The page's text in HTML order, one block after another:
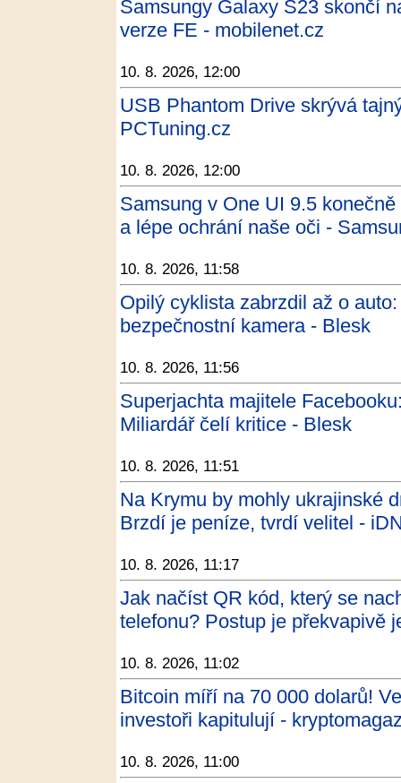
Samsungy Galaxy S23 skončí
verze FE - mobilenet.cz
10. 8. 2026, 12:00
USB Phantom Drive skrývá
PCTuning.cz
10. 8. 2026, 12:00
Samsung v One UI 9.5
a lépe ochrání naše oči -
10. 8. 2026, 11:58
Opilý cyklista zabrzdil až o
bezpečnostní kamera - Blesk
10. 8. 2026, 11:56
Superjachta majitele
Miliardář čelí kritice - Blesk
10. 8. 2026, 11:51
Na Krymu by mohly ukrajinské
Brzdí je peníze, tvrdí velitel -
10. 8. 2026, 11:17
Jak načíst QR kód, který se
telefonu? Postup je překvapivě
10. 8. 2026, 11:02
Bitcoin míří na 70 000 dolarů!
investoři kapitulují -
10. 8. 2026, 11:00